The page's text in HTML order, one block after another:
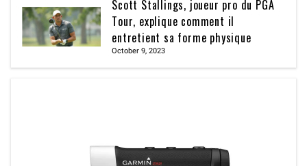
Scott Stallings, joueur pro du PGA
Tour, explique comment il
entretient sa forme physique
October 9, 2023